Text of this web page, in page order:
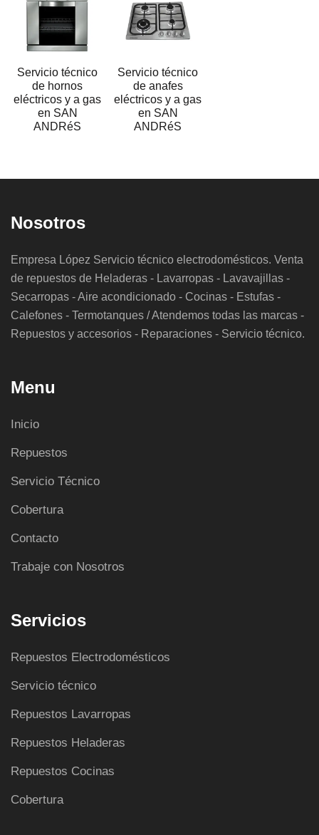
Servicio técnico
de hornos
eléctricos y a gas
en SAN
ANDRéS
Servicio técnico
de anafes
eléctricos y a gas
en SAN
ANDRéS
Nosotros
Empresa López Servicio técnico electrodomésticos. Venta
de repuestos de Heladeras - Lavarropas - Lavavajillas -
Secarropas - Aire acondicionado - Cocinas - Estufas -
Calefones - Termotanques / Atendemos todas las marcas -
Repuestos y accesorios - Reparaciones - Servicio técnico.
Menu
Inicio
Repuestos
Servicio Técnico
Cobertura
Contacto
Trabaje con Nosotros
Servicios
Repuestos Electrodomésticos
Servicio técnico
Repuestos Lavarropas
Repuestos Heladeras
Repuestos Cocinas
Cobertura